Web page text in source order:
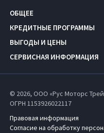
ОБЩЕЕ
КРЕДИТНЫЕ ПРОГРАММЫ
ВЫГОДЫ И ЦЕНЫ
СЕРВИСНАЯ ИНФОРМАЦИЯ
© 2026, ООО «Рус Моторс
ОГРН 1153926022117
Правовая информация
Согласие на обработку